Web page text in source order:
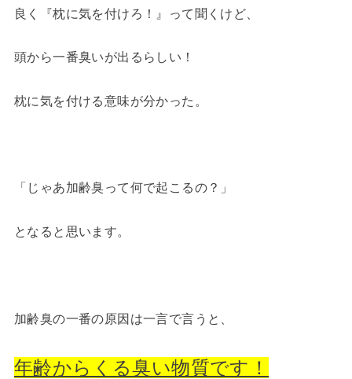
良く『枕に気を付けろ！』って聞くけど、
頭から一番臭いが出るらしい！
枕に気を付ける意味が分かった。
「じゃあ加齢臭って何で起こるの？」
となると思います。
加齢臭の一番の原因は一言で言うと、
年齢からくる臭い物質です！